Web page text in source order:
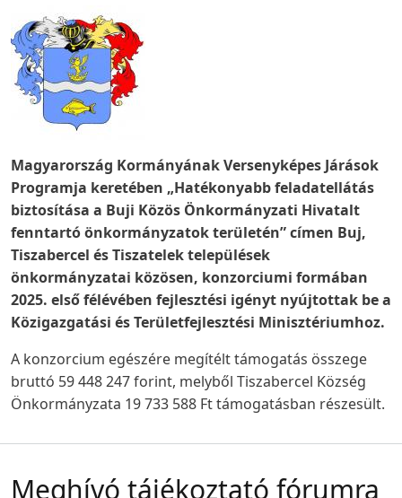
Magyarország Kormányának Versenyképes Járások
Programja keretében „Hatékonyabb feladatellátás
biztosítása a Buji Közös Önkormányzati Hivatalt
fenntartó önkormányzatok területén” címen Buj,
Tiszabercel és Tiszatelek települések
önkormányzatai közösen, konzorciumi formában
2025. első félévében fejlesztési igényt nyújtottak be a
Közigazgatási és Területfejlesztési Minisztériumhoz.
A konzorcium egészére megítélt támogatás összege
bruttó 59 448 247 forint, melyből Tiszabercel Község
Önkormányzata 19 733 588 Ft támogatásban részesült.
Meghívó tájékoztató fórumra